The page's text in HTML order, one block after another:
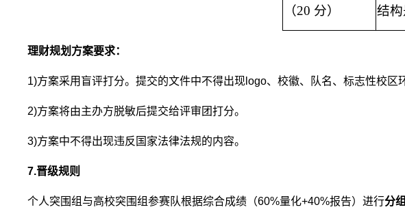
（20 分）
结构
理财规划方案要求：
1)方案采用盲评打分。提交的文件中不得出现logo、校徽、队名、标志性校区
2)方案将由主办方脱敏后提交给评审团打分。
3)方案中不得出现违反国家法律法规的内容。
7.晋级规则
个人突围组与高校突围组参赛队根据综合成绩（60%量化+40%报告）进行分组